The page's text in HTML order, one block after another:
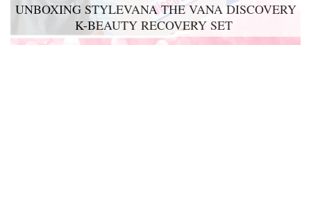
UNBOXING STYLEVANA THE VANA DISCOVERY
K-BEAUTY RECOVERY SET